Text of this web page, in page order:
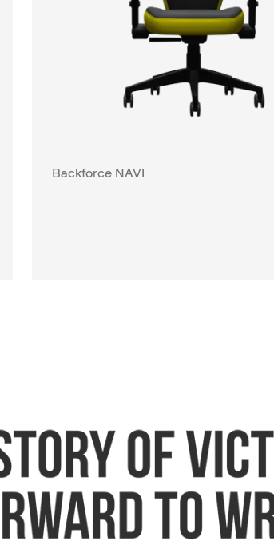
Backforce NAVI